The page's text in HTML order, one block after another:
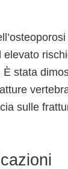
elevato
È stata
sulle